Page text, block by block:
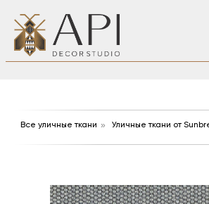
Все уличные ткани » Уличные ткани от